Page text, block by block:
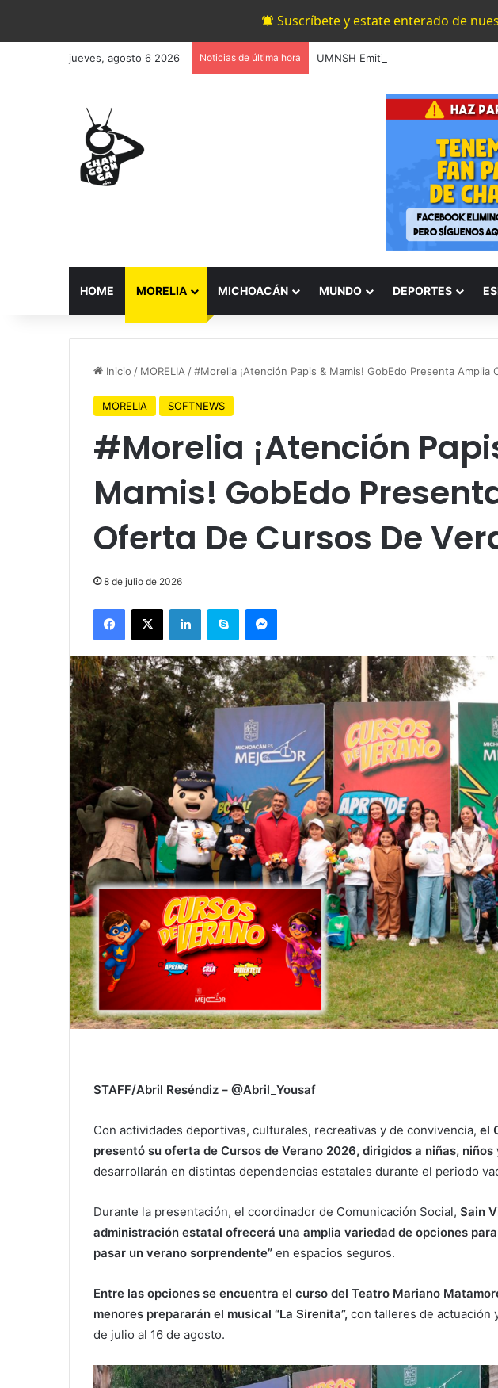
Suscríbete y estate enterado de
jueves, agosto 6 2026 Noticias de última hora
HOME MORELIA MICHOACÁN MUNDO DEPORTES
Inicio / MORELIA /#Morelia ¡Atención Papis & Mamis! GobEdo Presenta Amplia
MORELIA SOFTNEWS
#Morelia ¡Atención
Mamis! GobEdo
Oferta De Cursos De
8 de julio de 2026
Facebook
X LinkedInSkype Messenger
STAFF/Abril Reséndiz – @Abril_Yousaf
Con actividades deportivas, culturales, recreativas y de convivencia, el
presentó su oferta de Cursos de Verano 2026, dirigidos a niñas,
desarrollarán en distintas dependencias estatales durante el periodo
Durante la presentación, el coordinador de Comunicación Social, Sain
administración estatal ofrecerá una amplia variedad de opciones
pasar un verano sorprendente” en espacios seguros.
Entre las opciones se encuentra el curso del Teatro Mariano
menores prepararán el musical “La Sirenita”, con talleres de actuación
de julio al 16 de agosto.